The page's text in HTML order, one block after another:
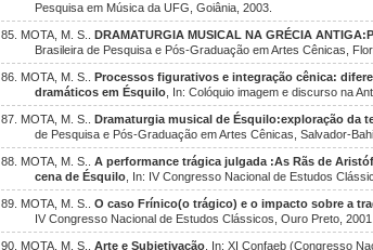
Pesquisa em Música da UFG, Goiânia, 2003.
85. MOTA, M. S.. DRAMATURGIA MUSICAL NA GRÉCIA
Brasileira de Pesquisa e Pós-Graduação em Artes Cênicas,
86. MOTA, M. S.. Processos figurativos e integração cênica:
dramáticos em Ésquilo , In: Colóquio imagem e discurso na
87. MOTA, M. S.. Dramaturgia musical de Ésquilo:exploração da
de Pesquisa e Pós-Graduação em Artes Cênicas, Salvador-
88. MOTA, M. S.. A performance trágica julgada :As Rãs de
cena de Ésquilo , In: IV Congresso Nacional de Estudos
89. MOTA, M. S.. O caso Frínico(o trágico) e o impacto sobre a
IV Congresso Nacional de Estudos Clássicos, Ouro Preto, 2001.
90. MOTA, M. S.. Arte e Subjetivação , In: XI Confaeb (Congresso